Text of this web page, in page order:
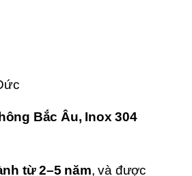
Bắc Âu, Inox 304
từ 2–5 năm, và được